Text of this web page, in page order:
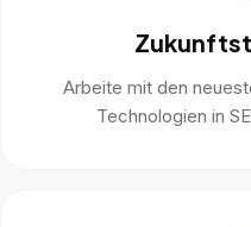
Arbeite mit den
Technologien in